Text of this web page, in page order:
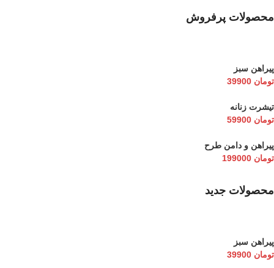
محصولات پرفروش
پیراهن سبز
تومان
تیشرت زنانه
تومان
پیراهن و دامن طرح
تومان
محصولات جدید
پیراهن سبز
تومان